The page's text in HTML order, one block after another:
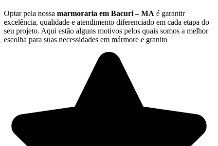
Optar pela nossa marmoraria em Bacuri – MA é garantir
excelência, qualidade e atendimento diferenciado em cada etapa do
seu projeto. Aqui estão alguns motivos pelos quais somos a melhor
escolha para suas necessidades em mármore e granito